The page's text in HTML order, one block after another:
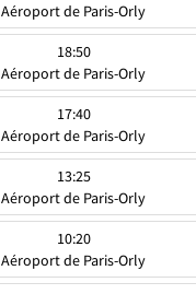
Aéroport de Paris-Orly
18:50
Aéroport de Paris-Orly
17:40
Aéroport de Paris-Orly
13:25
Aéroport de Paris-Orly
10:20
Aéroport de Paris-Orly